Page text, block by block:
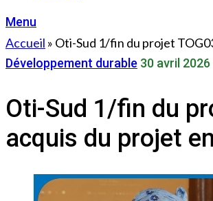
Menu
Accueil » Oti-Sud 1/fin du projet
Développement durable 30 avril 2026
Oti-Sud 1/fin du
acquis du projet